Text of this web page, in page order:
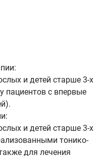
и детей старше 3-х
пациентов с впервые
и детей старше 3-х
тонико-
для лечения